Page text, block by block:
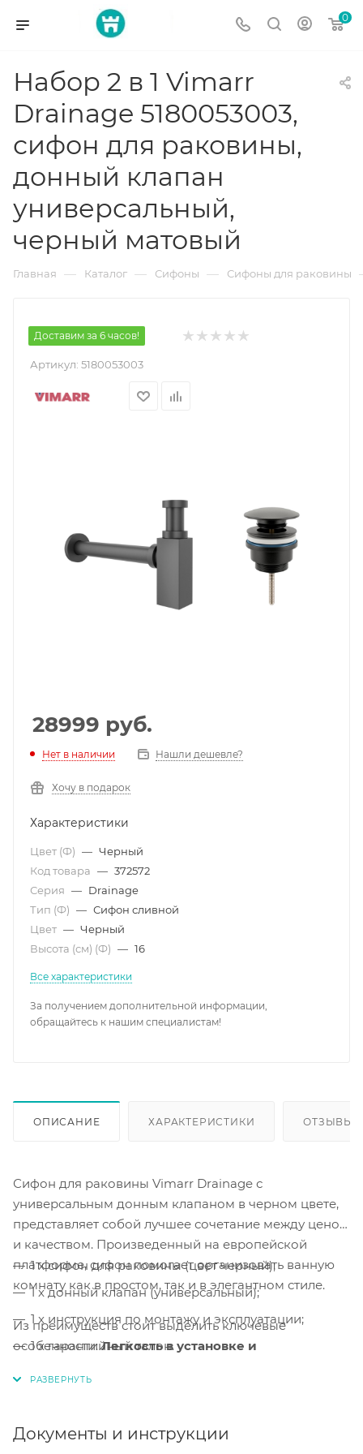
0
Набор 2 в 1 Vimarr
Drainage 5180053003,
сифон для раковины,
донный клапан
универсальный,
черный матовый
Главная — Каталог — Сифоны — Сифоны для раковины
Доставим за 6 часов!
Артикул: 5180053003
28999 руб.
Нет в наличии Нашли дешевле?
Хочу в подарок
Характеристики
Цвет (Ф) — Черный
Код товара — 372572
Серия — Drainage
Тип (Ф) — Сифон сливной
Цвет — Черный
Высота (см) (Ф) — 16
Все характеристики
За получением дополнительной информации,
обращайтесь к нашим специалистам!
ОПИСАНИЕ ХАРАКТЕРИСТИКИ ОТЗЫВЫ
Сифон для раковины Vimarr Drainage с
универсальным донным клапаном в черном цвете,
представляет собой лучшее сочетание между ценой
и качеством. Произведенный на европейской
платформе, сифон помогает организовать ванную
комнату как в простом, так и в элегантном стиле.
Из преимуществ стоит выделить ключевые
особенности:Легкость в установке и
материалы.
Легкая сборка и монтаж. Сборка и монтаж
выполняется за несколько минут.
1 x сифон для раковины (цвет черный);
1 x донный клапан (универсальный);
1 x инструкция по монтажу и эксплуатации;
1 x гарантийный талон.
Документы и инструкции